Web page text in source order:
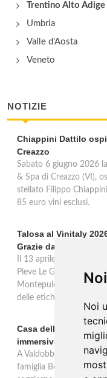
Noi
Trentino Alto Adige
Umbria
Valle d'Aosta
Veneto
NOTIZIE
Chiappini Dattilo
Creazzo
Sabato 6 giugno 2026
& Spa di Creazzo (VI),
stellato Filippo
85 euro vini esclusi.
Talosa al Vinitaly
Grazie dal 2016 al 2020
Il 13 aprile 2026 al
Pieve Le Grazie:
Montepulciano a 95
delle etichette iconiche
Casa dell'Artista: a
immersivo tra arte e
A Valdobbiadene, nel
famiglia Bortolomiol